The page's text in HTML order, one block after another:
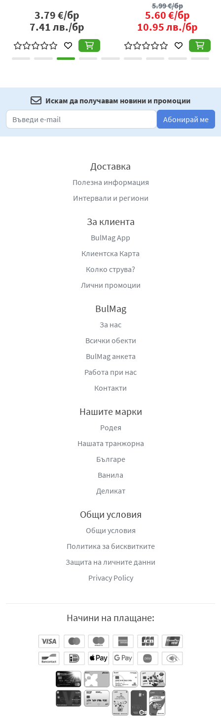
3.79€/бр
7.41лв./бр
5.99€/бр
5.60€/бр
10.95лв./бр
Искам да получавам новини и промоции
Абонирай ме
Доставка
Полезна информация
Интервали и региони
За клиента
BulMag App
Клиентска Карта
Колко струва?
Лични промоции
BulMag
За нас
Всички обекти
BulMag анкета
Работа при нас
Контакти
Нашите марки
Родея
Нашата транжорна
Българе
Ванила
Деликат
Общи условия
Общи условия
Политика за бисквитките
Защита на личните данни
Privacy Policy
Начини на плащане: